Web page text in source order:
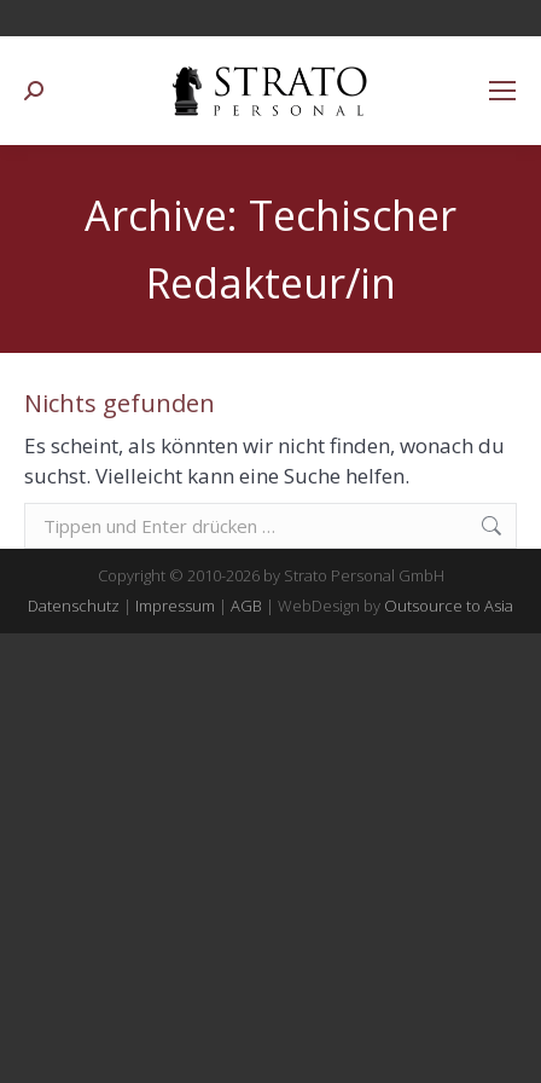
Suchen:
Archive: Techischer
Redakteur/in
Nichts gefunden
Es scheint, als könnten wir nicht finden, wonach du
suchst. Vielleicht kann eine Suche helfen.
Suchen:
Copyright © 2010-2026 by Strato Personal GmbH
Datenschutz | Impressum | AGB | WebDesign by Outsource to Asia